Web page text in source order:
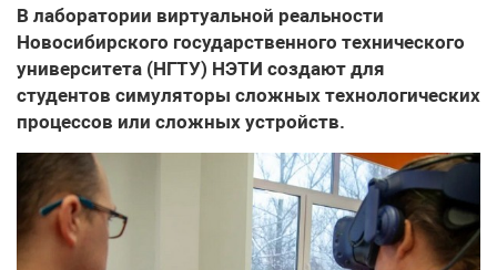
В лаборатории виртуальной реальности
Новосибирского государственного технического
университета (НГТУ) НЭТИ создают для
студентов симуляторы сложных технологических
процессов или сложных устройств.